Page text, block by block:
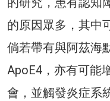
的原因眾多，其中
倘若帶有與阿茲海
ApoE4，亦有可能
會，並觸發炎症系